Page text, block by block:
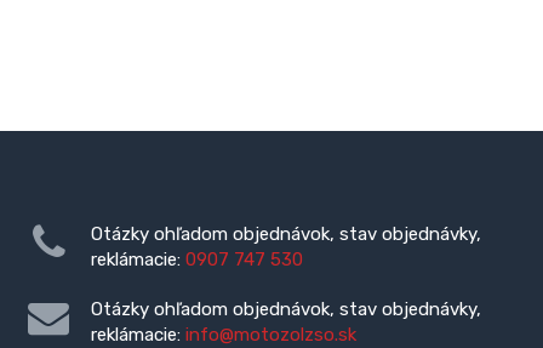
Otázky ohľadom objednávok, stav objednávky,
reklámacie: 0907 747 530
Otázky ohľadom objednávok, stav objednávky,
reklámacie: info@motozolzso.sk